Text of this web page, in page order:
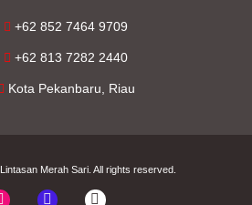
+62 852 7464 9709
+62 813 7282 2440
Kota Pekanbaru, Riau
Lintasan Merah Sari. All rights reserved.